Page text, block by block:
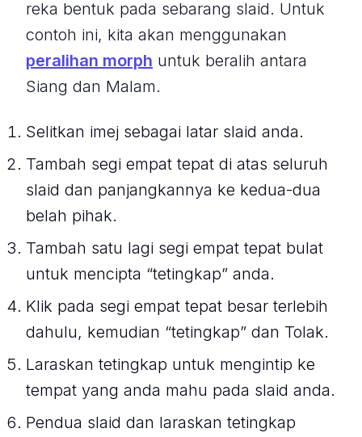
reka bentuk pada sebarang slaid. Untuk
contoh ini, kita akan menggunakan
peralihan morph untuk beralih antara
Siang dan Malam.
Selitkan imej sebagai latar slaid anda.
Tambah segi empat tepat di atas seluruh
slaid dan panjangkannya ke kedua-dua
belah pihak.
Tambah satu lagi segi empat tepat bulat
untuk mencipta “tetingkap” anda.
Klik pada segi empat tepat besar terlebih
dahulu, kemudian “tetingkap” dan Tolak.
Laraskan tetingkap untuk mengintip ke
tempat yang anda mahu pada slaid anda.
Pendua slaid dan laraskan tetingkap